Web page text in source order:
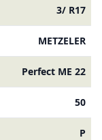
3/ R17
METZELER
Perfect ME 22
50
P